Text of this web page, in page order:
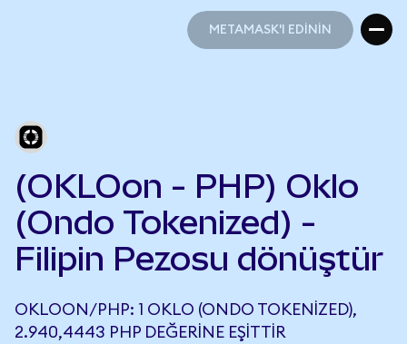
METAMASK'I EDİNİN
(OKLOon - PHP) Oklo
(Ondo Tokenized) -
Filipin Pezosu dönüştür
OKLOON/PHP: 1 OKLO (ONDO TOKENIZED),
2.940,4443 PHP DEĞERINE EŞITTIR